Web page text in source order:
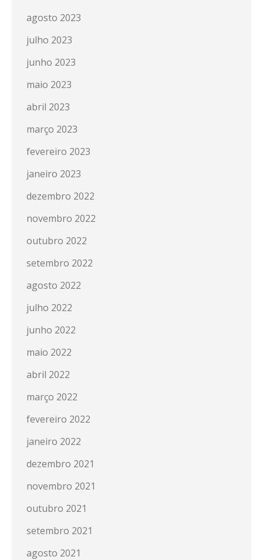
agosto 2023
julho 2023
junho 2023
maio 2023
abril 2023
março 2023
fevereiro 2023
janeiro 2023
dezembro 2022
novembro 2022
outubro 2022
setembro 2022
agosto 2022
julho 2022
junho 2022
maio 2022
abril 2022
março 2022
fevereiro 2022
janeiro 2022
dezembro 2021
novembro 2021
outubro 2021
setembro 2021
agosto 2021